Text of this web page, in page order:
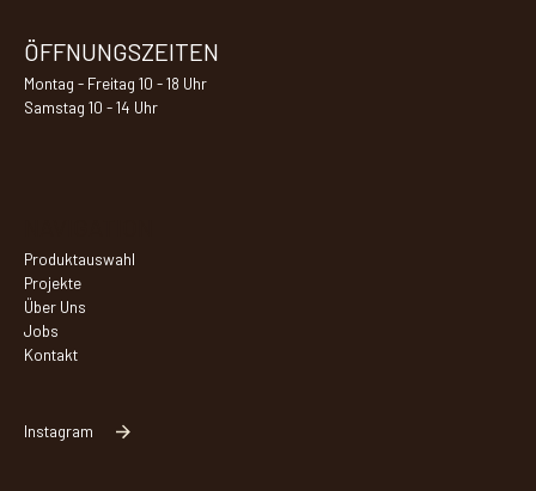
ÖFFNUNGSZEITEN
Montag - Freitag 10 - 18 Uhr
Samstag 10 - 14 Uhr
Produktauswahl
Projekte
Über Uns
Jobs
Kontakt
Instagram